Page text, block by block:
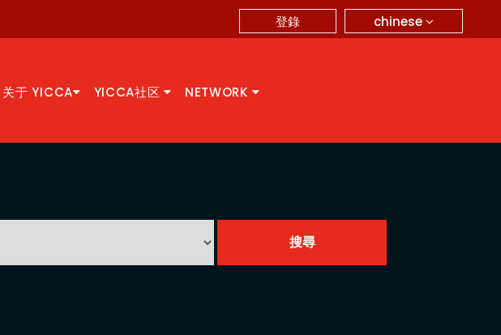
chinese
登錄
关于 YICCA YICCA社区 NETWORK